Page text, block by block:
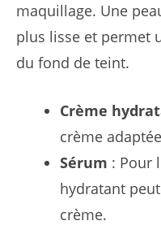
maquillage. Une
plus lisse et permet
du fond de teint.
Crème
crème
Sérum : Pour
hydratant
crème.